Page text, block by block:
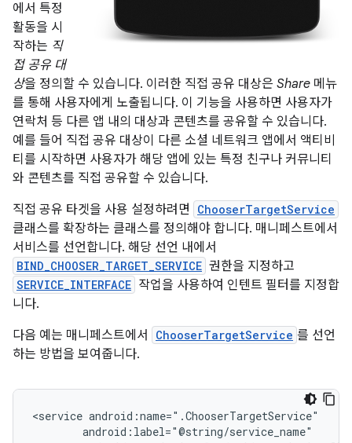
에서 특정
활동을 시
작하는 직
접 공유 대
상을 정의할 수 있습니다. 이러한 직접 공유 대상은 Share 메뉴
를 통해 사용자에게 노출됩니다. 이 기능을 사용하면 사용자가
연락처 등 다른 앱 내의 대상과 콘텐츠를 공유할 수 있습니다.
예를 들어 직접 공유 대상이 다른 소셜 네트워크 앱에서 액티비
티를 시작하면 사용자가 해당 앱에 있는 특정 친구나 커뮤니티
와 콘텐츠를 직접 공유할 수 있습니다.
직접 공유 타겟을 사용 설정하려면
ChooserTargetService
클래스를 확장하는 클래스를 정의해야 합니다. 매니페스트에서
서비스를 선언합니다. 해당 선언 내에서
BIND_CHOOSER_TARGET_SERVICE 권한을 지정하고
SERVICE_INTERFACE 작업을 사용하여 인텐트 필터를 지정합
니다.
다음 예는 매니페스트에서
ChooserTargetService 를 선언
하는 방법을 보여줍니다.
<service